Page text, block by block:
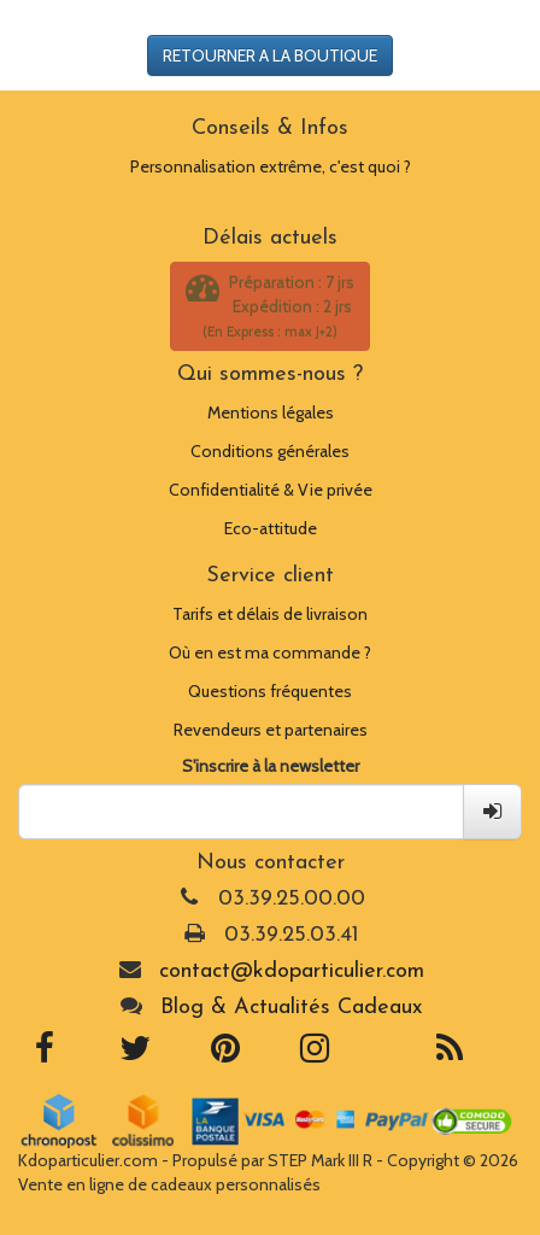
RETOURNER A LA BOUTIQUE
Conseils & Infos
Personnalisation extrême, c'est quoi ?
Délais actuels
Préparation : 7 jrs
Expédition : 2 jrs
(En Express : max J+2)
Qui sommes-nous ?
Mentions légales
Conditions générales
Confidentialité & Vie privée
Eco-attitude
Service client
Tarifs et délais de livraison
Où en est ma commande ?
Questions fréquentes
Revendeurs et partenaires
S'inscrire à la newsletter
Nous contacter
03.39.25.00.00
03.39.25.03.41
contact@kdoparticulier.com
Blog & Actualités Cadeaux
Kdoparticulier.com - Propulsé par STEP Mark III R - Copyright © 2026
Vente en ligne de cadeaux personnalisés